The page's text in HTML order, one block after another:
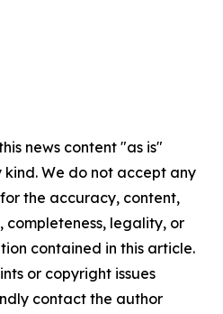
news content "as is"
We do not accept any
the accuracy, content,
completeness, legality, or
contained in this article.
or copyright issues
contact the author